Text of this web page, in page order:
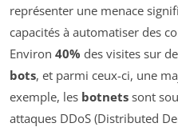
représenter une menace
capacités à automatiser des
Environ 40% des visites sur
bots, et parmi ceux-ci, une
exemple, les botnets sont
attaques DDoS (Distributed